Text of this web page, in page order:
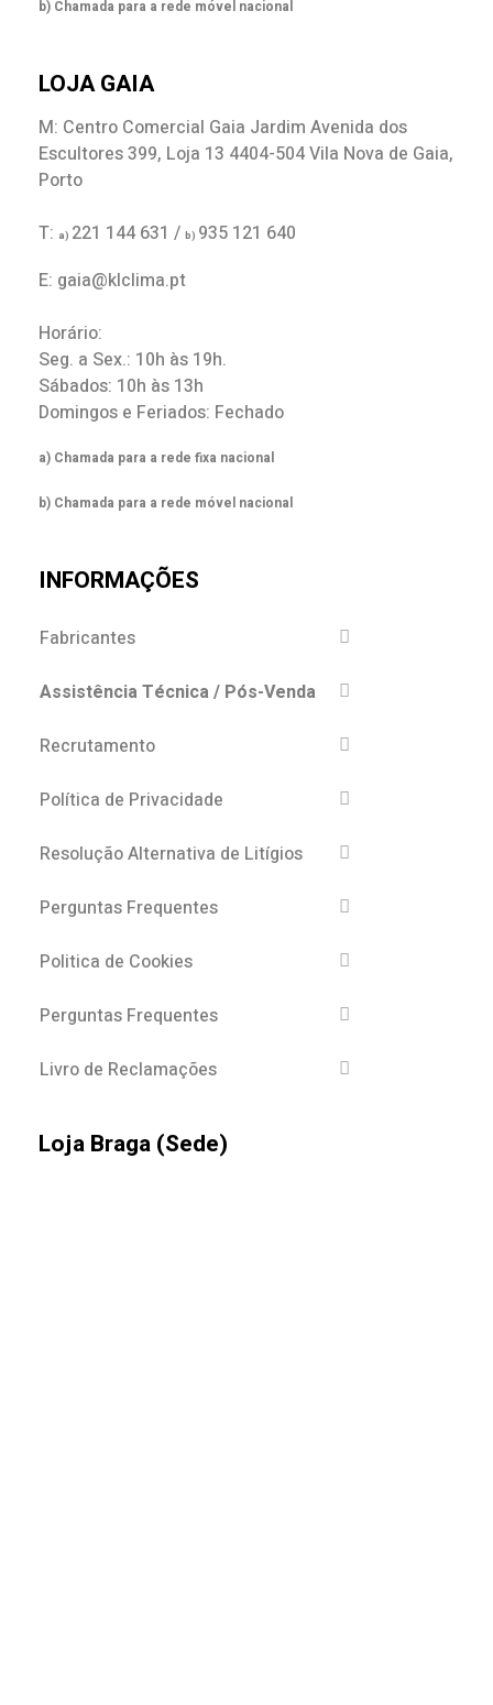
b) Chamada para a rede móvel nacional
LOJA GAIA
M: Centro Comercial Gaia Jardim Avenida dos
Escultores 399, Loja 13 4404-504 Vila Nova de Gaia,
Porto
T: a) 221 144 631 / b) 935 121 640
E: gaia@klclima.pt
Horário:
Seg. a Sex.: 10h às 19h.
Sábados: 10h às 13h
Domingos e Feriados: Fechado
a) Chamada para a rede fixa nacional
b) Chamada para a rede móvel nacional
INFORMAÇÕES
Fabricantes
Assistência Técnica / Pós-Venda
Recrutamento
Política de Privacidade
Resolução Alternativa de Litígios
Perguntas Frequentes
Politica de Cookies
Perguntas Frequentes
Livro de Reclamações
Loja Braga (Sede)